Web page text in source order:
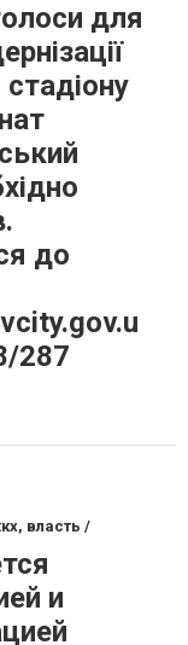
для
до
287
власть /
и